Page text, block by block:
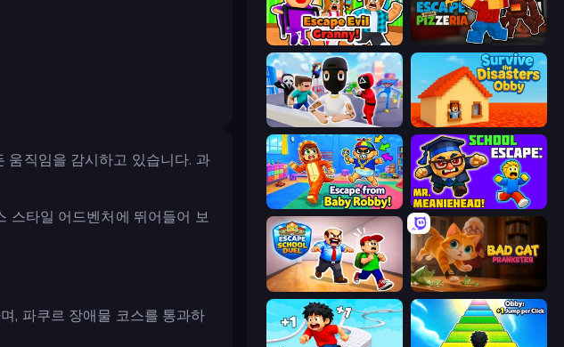
움직임을 감시하고 있습니다. 과
스타일 어드벤처에 뛰어들어 보
, 파쿠르 장애물 코스를 통과하
Escape Evil Granny! Escape From Pizzeria
Survive the Disasters: Obby
Escape From Baby Robby!
Escape School Duel Bad Cat Prankster